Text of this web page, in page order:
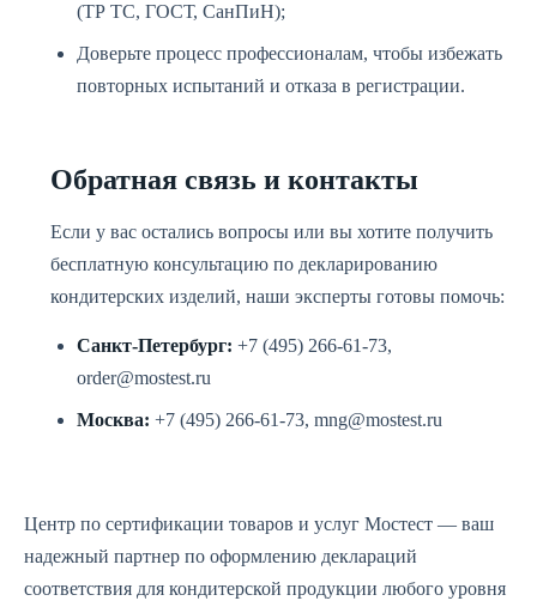
(ТР ТС, ГОСТ, СанПиН);
Доверьте процесс профессионалам, чтобы избежать
повторных испытаний и отказа в регистрации.
Обратная связь и контакты
Если у вас остались вопросы или вы хотите получить
бесплатную консультацию по декларированию
кондитерских изделий, наши эксперты готовы помочь:
Санкт-Петербург: +7 (495) 266-61-73,
order@mostest.ru
Москва: +7 (495) 266-61-73, mng@mostest.ru
Центр по сертификации товаров и услуг Мостест — ваш
надежный партнер по оформлению деклараций
соответствия для кондитерской продукции любого уровня